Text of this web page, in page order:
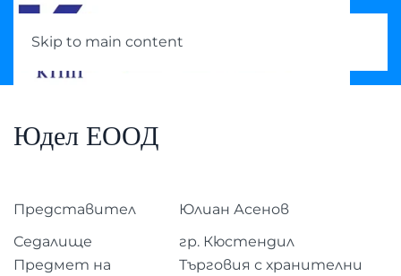
Skip to main content
Юдел ЕООД
Представител
Юлиан Асенов
Седалище
гр. Кюстендил
Предмет на
Търговия с хранителни